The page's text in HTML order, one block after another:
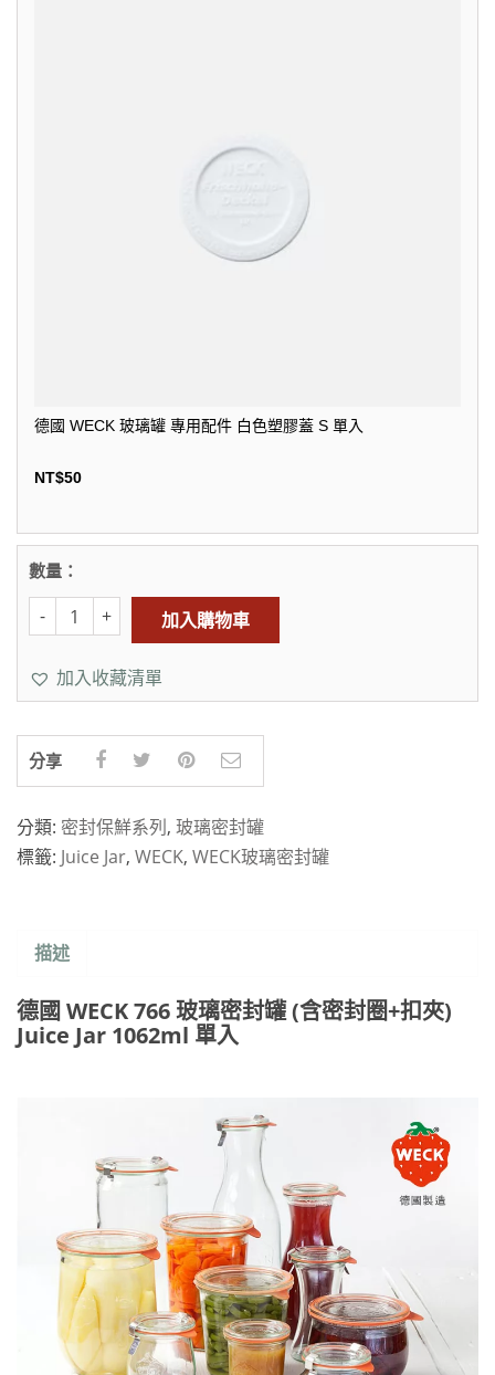
德國 WECK 玻璃罐 專用配件 白色塑膠蓋 S 單入
NT$50
數量：
加入購物車
加入收藏清單
分享
分類: 密封保鮮系列, 玻璃密封罐
標籤: Juice Jar, WECK, WECK玻璃密封罐
描述
德國 WECK 766 玻璃密封罐 (含密封圈+扣夾)
Juice Jar 1062ml 單入